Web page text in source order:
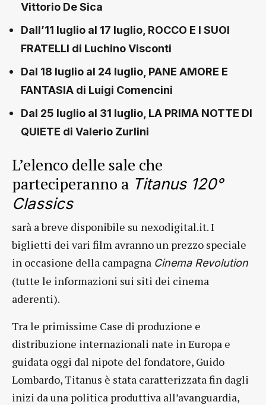
Vittorio De Sica
Dall’11 luglio al 17 luglio, ROCCO E I SUOI
FRATELLI di Luchino Visconti
Dal 18 luglio al 24 luglio, PANE AMORE E
FANTASIA di Luigi Comencini
Dal 25 luglio al 31 luglio, LA PRIMA NOTTE DI
QUIETE di Valerio Zurlini
L’elenco delle sale che
parteciperanno a Titanus 120°
Classics
sarà a breve disponibile su nexodigital.it. I
biglietti dei vari film avranno un prezzo speciale
in occasione della campagna Cinema Revolution
(tutte le informazioni sui siti dei cinema
aderenti).
Tra le primissime Case di produzione e
distribuzione internazionali nate in Europa e
guidata oggi dal nipote del fondatore, Guido
Lombardo, Titanus è stata caratterizzata fin dagli
inizi da una politica produttiva all’avanguardia,